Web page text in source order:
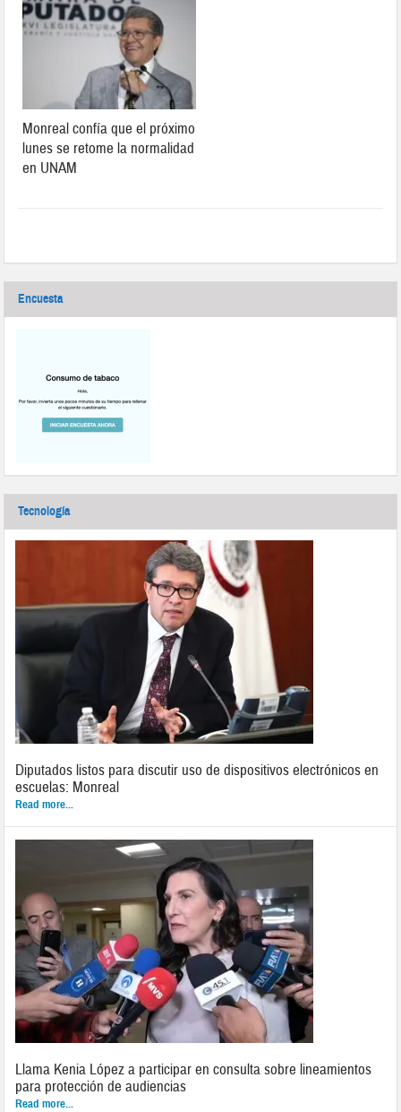
Monreal confía que el próximo
lunes se retome la normalidad
en UNAM
Encuesta
Tecnología
Diputados listos para discutir uso de dispositivos electrónicos en
escuelas: Monreal
Read more...
Llama Kenia López a participar en consulta sobre lineamientos
para protección de audiencias
Read more...